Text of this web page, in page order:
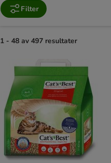
Filter
1 - 48 av 497 resultater